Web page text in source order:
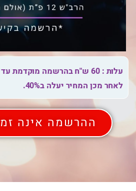
עלות : 60 ש"ח בהרשמה מוקדמת עד יום רביעי בחצות.
לאחר מכן המחיר יעלה ב40%.
ההרשמה אינה